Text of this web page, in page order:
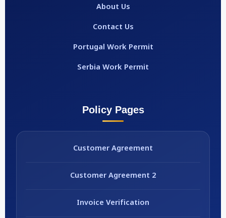
About Us
Contact Us
Portugal Work Permit
Serbia Work Permit
Policy Pages
Customer Agreement
Customer Agreement 2
Invoice Verification